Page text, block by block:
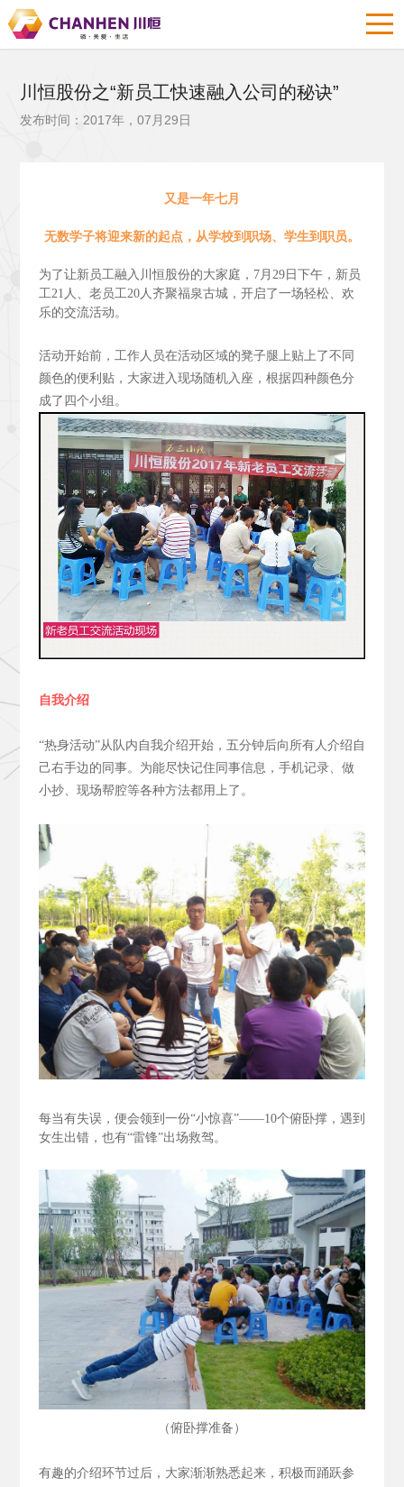
川恒股份之“新员工快速融入公司的秘诀”
发布时间：2017年，07月29日
又是一年七月
无数学子将迎来新的起点，从学校到职场、学生到职员。
为了让新员工融入川恒股份的大家庭，7月29日下午，新员
工21人、老员工20人齐聚福泉古城，开启了一场轻松、欢
乐的交流活动。
活动开始前，工作人员在活动区域的凳子腿上贴上了不同
颜色的便利贴，大家进入现场随机入座，根据四种颜色分
成了四个小组。
自我介绍
“热身活动”从队内自我介绍开始，五分钟后向所有人介绍自
己右手边的同事。为能尽快记住同事信息，手机记录、做
小抄、现场帮腔等各种方法都用上了。
每当有失误，便会领到一份“小惊喜”——10个俯卧撑，遇到
女生出错，也有“雷锋”出场救驾。
（俯卧撑准备 ）
有趣的介绍环节过后，大家渐渐熟悉起来，积极而踊跃参